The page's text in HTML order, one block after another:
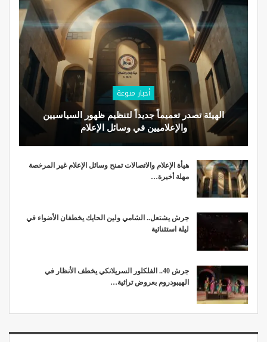
أخبار منوعة
الهيئة تصدر تعميماً جديداً لتنظيم ظهور السياسيين
والإعلاميين في وسائل الإعلام
هيأة الإعلام والاتصالات تمنح وسائل الإعلام غير المرخصة
مهلة أخيرة…
جرش يشتعل.. الشامي ولين الحايك يخطفان الأضواء في
ليلة استثنائية
جرش 40.. الفلكلور السريلانكي يخطف الأنظار في
الهيبودروم بعروض تراثية…